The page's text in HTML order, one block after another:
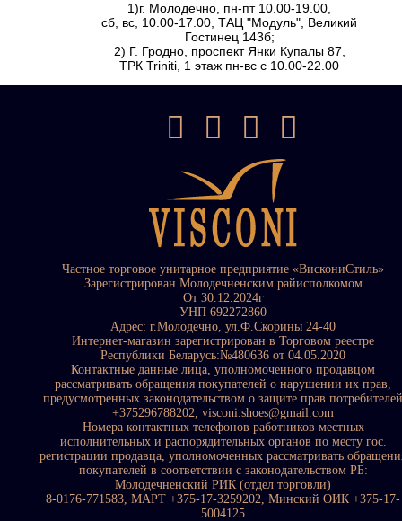
1)г. Молодечно, пн-пт 10.00-19.00,
сб, вс, 10.00-17.00, ТАЦ "Модуль", Великий
Гостинец 143б;
2) Г. Гродно, проспект Янки Купалы 87,
ТРК Triniti, 1 этаж пн-вс с 10.00-22.00
Частное торговое унитарное предприятие «ВискониСтиль»
Зарегистрирован Молодечненским райисполкомом
От 30.12.2024г
УНП 692272860
Адрес: г.Молодечно, ул.Ф.Скорины 24-40
Интернет-магазин зарегистрирован в Торговом реестре
Республики Беларусь:№480636 от 04.05.2020
Контактные данные лица, уполномоченного продавцом
рассматривать обращения покупателей о нарушении их прав,
предусмотренных законодательством о защите прав потребителей
+375296788202, visconi.shoes@gmail.com
Номера контактных телефонов работников местных
исполнительных и распорядительных органов по месту гос.
регистрации продавца, уполномоченных рассматривать
покупателей в соответствии с законодательством РБ:
Молодечненский РИК (отдел торговли)
8-0176-771583, МАРТ +375-17-3259202, Минский ОИК +375-17-
5004125